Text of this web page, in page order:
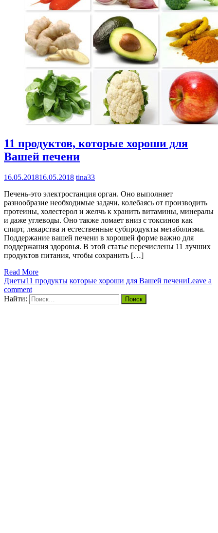
11 продуктов, которые хороши для
Вашей печени
16.05.201816.05.2018 tina33
Печень-это электростанция орган. Оно выполняет
разнообразие необходимые задачи, колебаясь от производить
протеины, холестерол и желчь к хранить витамины, минералы
и даже углеводы. Оно также ломает вниз с токсинов как
спирт, лекарства и естественные субпродукты метаболизма.
Поддержание вашей печени в хорошей форме важно для
поддержания здоровья. В этой статье перечислены 11 лучших
продуктов питания, чтобы сохранить […]
Read More
Диеты11 продукты которые хороши для Вашей печениLeave a
comment
Найти: